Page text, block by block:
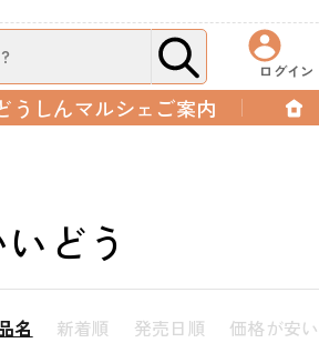
ログイン
うしんマルシェご案内
どう
名 新着順 発売日順 価格が安い